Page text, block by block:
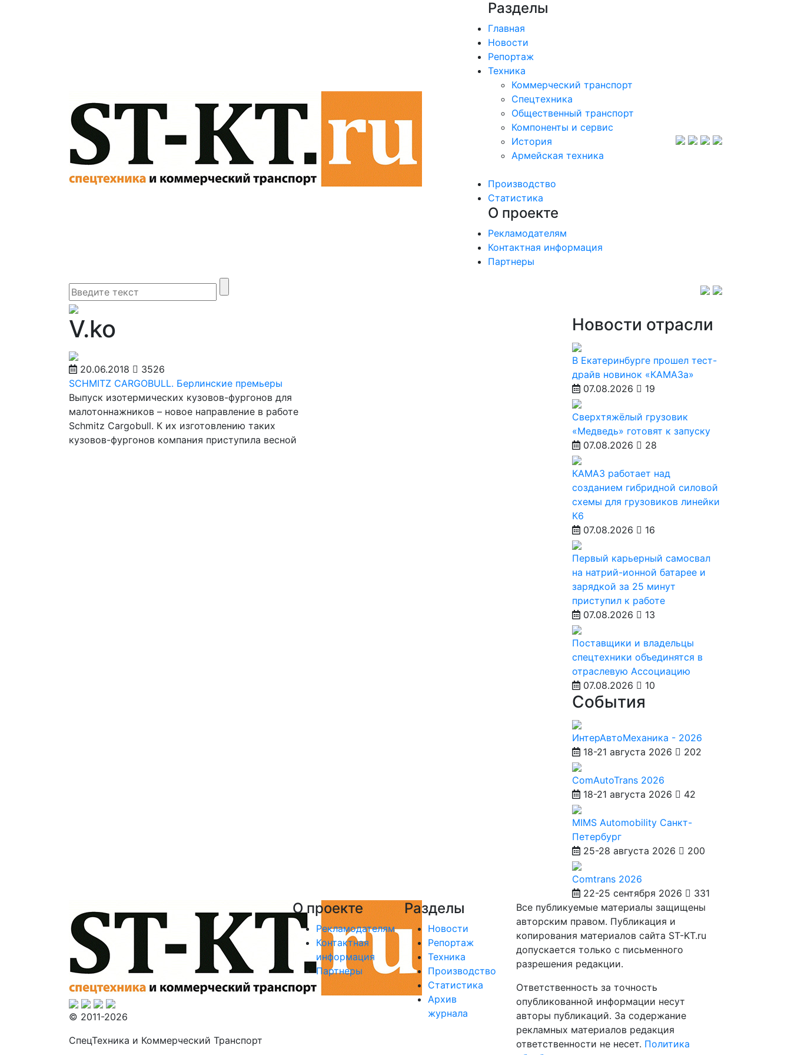
Разделы
Главная
Новости
Репортаж
Техника
Коммерческий транспорт
Спецтехника
Общественный транспорт
Компоненты и сервис
История
Армейская техника
Производство
Статистика
О проекте
Рекламодателям
Контактная информация
Партнеры
V.ko
20.06.2018
3526
SCHMITZ CARGOBULL. Берлинские премьеры
Выпуск изотермических кузовов-фургонов для
малотоннажников – новое направление в работе
Schmitz Cargobull. К их изготовлению таких
кузовов-фургонов компания приступила весной
Новости отрасли
В Екатеринбурге прошел тест-
драйв новинок «КАМАЗа»
07.08.2026
19
Сверхтяжёлый грузовик
«Медведь» готовят к запуску
07.08.2026
28
КАМАЗ работает над
созданием гибридной силовой
схемы для грузовиков линейки
К6
07.08.2026
16
Первый карьерный самосвал
на натрий-ионной батарее и
зарядкой за 25 минут
приступил к работе
07.08.2026
13
Поставщики и владельцы
спецтехники объединятся в
отраслевую Ассоциацию
07.08.2026
10
События
ИнтерАвтоМеханика - 2026
18-21 августа 2026
202
ComAutoTrans 2026
18-21 августа 2026
42
MIMS Automobility Санкт-
Петербург
25-28 августа 2026
200
Comtrans 2026
22-25 сентября 2026
331
© 2011-2026
СпецТехника и Коммерческий Транспорт
О проекте
Рекламодателям
Контактная
информация
Партнеры
Разделы
Новости
Репортаж
Техника
Производство
Статистика
Архив
журнала
Все публикуемые материалы защищены
авторским правом. Публикация и
копирования материалов сайта ST-KT.ru
допускается только с письменного
разрешения редакции.
Ответственность за точность
опубликованной информации несут
авторы публикаций. За содержание
рекламных материалов редакция
ответственности не несет. Политика